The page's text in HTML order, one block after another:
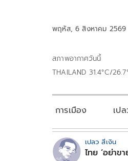
พฤหัส, 6 สิงหาคม 2569
สภาพอากาศวันนี้
THAILAND 31.4°C/
การเมือง เป
เปลว สีเงิน
ไทย ‘อย่าขา